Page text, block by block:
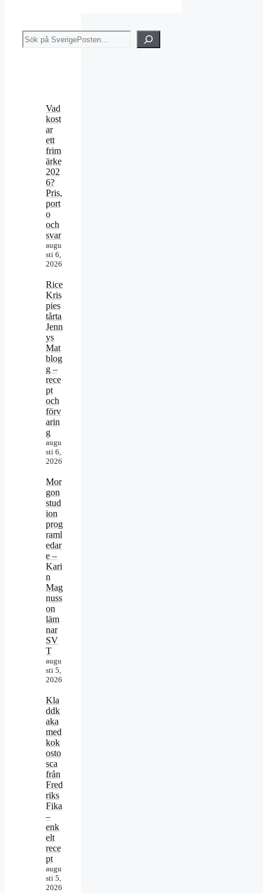
Sök
Vad
kost
ar
ett
frim
ärke
202
6?
Pris,
port
o
och
svar
augu
sti 6,
2026
Rice
Kris
pies
tårta
Jenn
ys
Mat
blog
g –
rece
pt
och
förv
arin
g
augu
sti 6,
2026
Mor
gon
stud
ion
prog
raml
edar
e –
Kari
n
Mag
nuss
on
läm
nar
SV
T
augu
sti 5,
2026
Kla
ddk
aka
med
kok
osto
sca
från
Fred
riks
Fika
–
enk
elt
rece
pt
augu
sti 5,
2026